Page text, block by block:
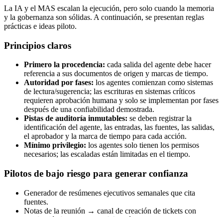
La IA y el MAS escalan la ejecución, pero solo cuando la memoria
y la gobernanza son sólidas. A continuación, se presentan reglas
prácticas e ideas piloto.
Principios claros
Primero la procedencia: cada salida del agente debe hacer
referencia a sus documentos de origen y marcas de tiempo.
Autoridad por fases: los agentes comienzan como sistemas
de lectura/sugerencia; las escrituras en sistemas críticos
requieren aprobación humana y solo se implementan por fases
después de una confiabilidad demostrada.
Pistas de auditoría inmutables: se deben registrar la
identificación del agente, las entradas, las fuentes, las salidas,
el aprobador y la marca de tiempo para cada acción.
Mínimo privilegio: los agentes solo tienen los permisos
necesarios; las escaladas están limitadas en el tiempo.
Pilotos de bajo riesgo para generar confianza
Generador de resúmenes ejecutivos semanales que cita
fuentes.
Notas de la reunión → canal de creación de tickets con